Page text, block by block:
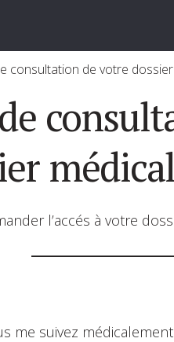
consultation de votre
médical
l’accés à votre
me suivez